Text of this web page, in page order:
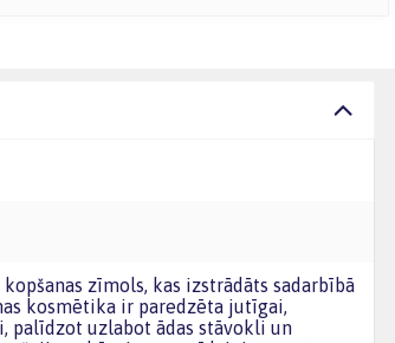
kosmētika ir paredzēta jutīgai,
palīdzot uzlabot ādas stāvokli un